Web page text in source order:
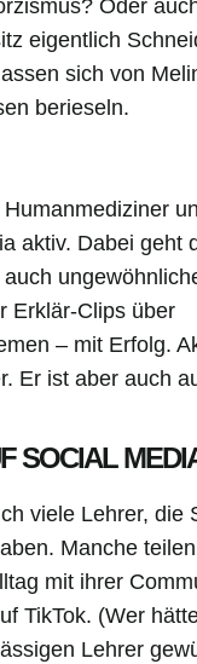
Oder
eigentlich
sich von
berieseln.
aktiv. Dabei geht
Erklär-Clips über
– mit Erfolg.
Er ist aber auch
SOCIAL
viele Lehrer, die
Manche
mit ihrer
TikTok. (Wer
Lehrer